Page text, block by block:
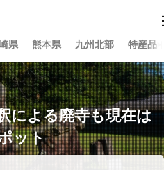
県 熊本県 九州北部 特産品
による廃寺も現在は
ット